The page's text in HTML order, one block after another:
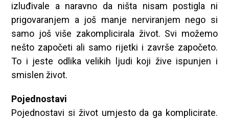
izluđivale a naravno da ništa nisam postigla ni
prigovaranjem a još manje nerviranjem nego si
samo još više zakomplicirala život. Svi možemo
nešto započeti ali samo rijetki i završe započeto.
To i jeste odlika velikih ljudi koji žive ispunjen i
smislen život.
Pojednostavi
Pojednostavi si život umjesto da ga komplicirate.